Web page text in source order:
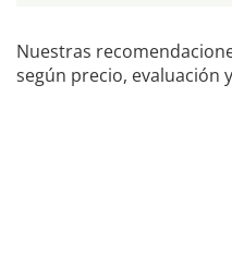
Nuestras
según precio, evaluación